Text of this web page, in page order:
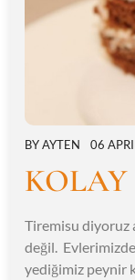
BYAYTEN 06
Tiremisu diyoruz
değil.
yediğimiz peynir